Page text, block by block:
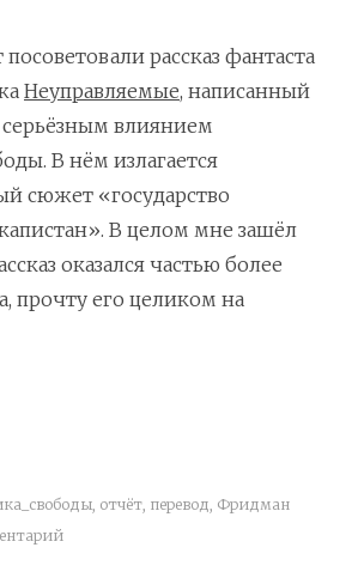
рассказ фантаста
Неуправляемые, написанный
серьёзным влиянием
В нём излагается
сюжет «государство
В целом мне зашёл
оказался частью более
прочту его целиком на
, отчёт, перевод, Фридман